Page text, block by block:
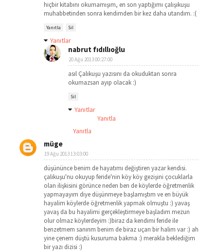
hiçbir kitabını okumamışım, en son yaptığımı çalışıkuşu
muhabbetinden sonra kendimden bir kez daha utandım. :(
Yanıtla Sil
Yanıtlar
nabrut fıdıllıoğlu
20 Ağu 2013 00:27:00
asıl Çalıkuşu yazısını da okuduktan sonra
okumazsan ayıp olacak :)
Sil
Yanıtlar
Yanıtla
Yanıtla
müge
19 Ağu 2013 13:03:00
düşününce benim de hayatımı değiştiren yazar kendisi.
çalıkuşu'nu okuyup feride'nin köy köy gezişini çocuklarla
olan ilişkisini görünce neden ben de köylerde öğretmenlik
yapmayayım diye düşünmeye başlamıştım ve en büyük
hayalim köylerde öğretmenlik yapmak olmuştu :) yavaş
yavaş da bu hayalimi gerçekleştirmeye başladım mezun
olur olmaz köylerdeyim :)biraz da kendimi feride ile
benzetmem sanırım benim de biraz uçarı bir halim var :) ah
yine çenem düştü kusuruma bakma :) merakla beklediğim
bir yazı dizisi :)